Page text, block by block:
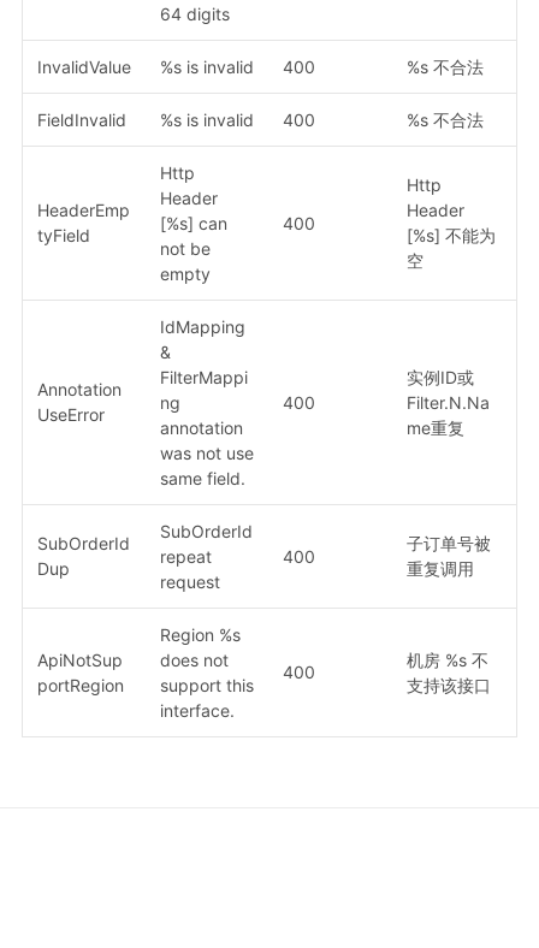
64 digits
InvalidValue %s is invalid 400 %s 不合法
FieldInvalid %s is invalid 400 %s 不合法
HeaderEmp
tyField
Http
Header
[%s] can
not be
empty
400
Http
Header
[%s] 不能为
空
Annotation
UseError
IdMapping
&
FilterMappi
ng
annotation
was not use
same field.
400
实例ID或
Filter.N.Na
me重复
SubOrderId
Dup
SubOrderId
repeat
request
400
子订单号被
重复调用
ApiNotSup
portRegion
Region %s
does not
support this
interface.
400
机房 %s 不
支持该接口